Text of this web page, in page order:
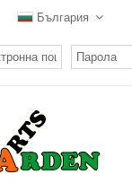
България